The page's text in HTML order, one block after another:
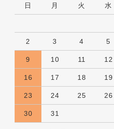
日 月 火 水
2 3 4 5
9 10 11 12
16 17 18 19
23 24 25 26
30 31